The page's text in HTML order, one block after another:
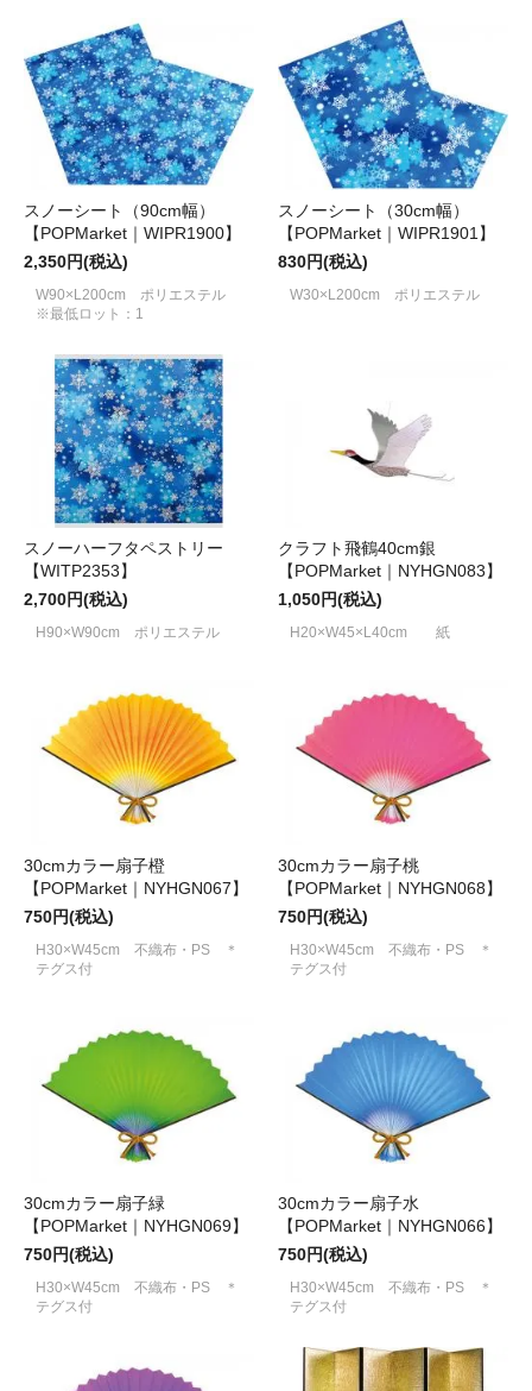
スノーシート（90cm幅）
【POPMarket｜WIPR1900】
2,350円(税込)
W90×L200cm ポリエステル
※最低ロット：1
スノーシート（30cm幅）
【POPMarket｜WIPR1901】
830円(税込)
W30×L200cm ポリエステル
スノーハーフタペストリー
【WITP2353】
2,700円(税込)
H90×W90cm ポリエステル
クラフト飛鶴40cm銀
【POPMarket｜NYHGN083】
1,050円(税込)
H20×W45×L40cm 紙
30cmカラー扇子橙
【POPMarket｜NYHGN067】
750円(税込)
H30×W45cm 不織布・PS ＊
テグス付
30cmカラー扇子桃
【POPMarket｜NYHGN068】
750円(税込)
H30×W45cm 不織布・PS ＊
テグス付
30cmカラー扇子緑
【POPMarket｜NYHGN069】
750円(税込)
H30×W45cm 不織布・PS ＊
テグス付
30cmカラー扇子水
【POPMarket｜NYHGN066】
750円(税込)
H30×W45cm 不織布・PS ＊
テグス付